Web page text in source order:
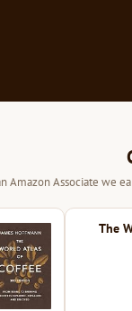
Associate we
The